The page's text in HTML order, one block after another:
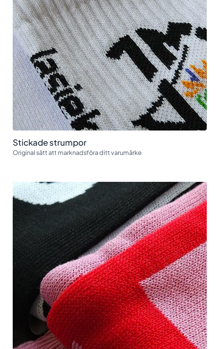
Stickade strumpor
Original sätt att marknadsföra ditt varumärke